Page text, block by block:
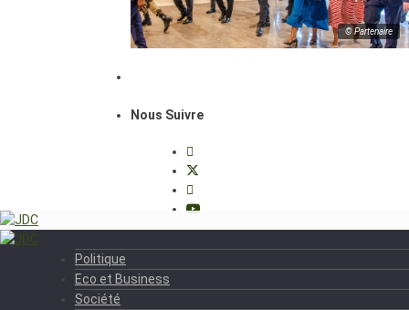
© Partenaire
Nous Suivre
Politique
Eco et Business
Société